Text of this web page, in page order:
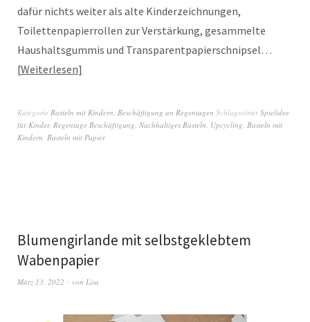
dafür nichts weiter als alte Kinderzeichnungen,
Toilettenpapierrollen zur Verstärkung, gesammelte
Haushaltsgummis und Transparentpapierschnipsel…
Weiterlesen
Kategorie Basteln mit Kindern, Beschäftigung an Regentagen SchlagwörterSpielidee
für Kinder, Regentage Beschäftigung, Nachhaltiges Basteln, Upcycling, Basteln mit
Kindern, Basteln mit Papier
Blumengirlande mit selbstgeklebtem
Wabenpapier
März 13, 2022 von Lisa